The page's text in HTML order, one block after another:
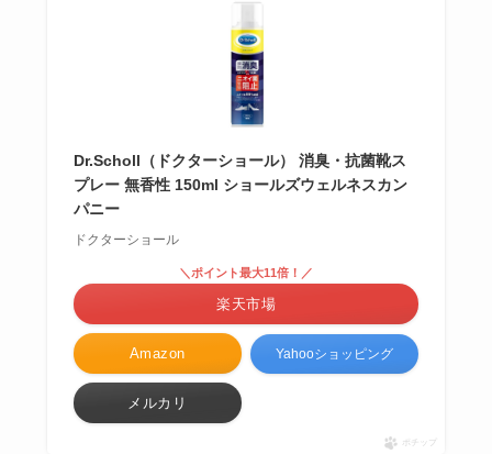
Dr.Scholl（ドクターショール） 消臭・抗菌靴ス
プレー 無香性 150ml ショールズウェルネスカン
パニー
ドクターショール
Amazon
＼ポイント最大11倍！／
楽天市場
Yahooショッピング
メルカリ
ポチップ